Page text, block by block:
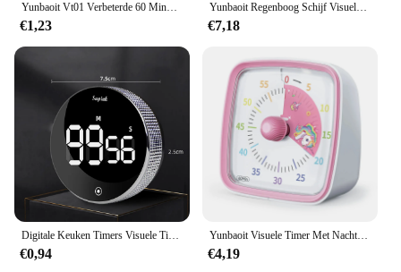
Yunbaoit Vt01 Verbeterde 60 Minuten Visuele Timer Met Beschermhoes Stille Countdown Timer Voor Kinderen
€1,23
Yunbaoit Regenboog Schijf Visuele Timer Met Beschermhoes, 60 Minuten Countdown Timer Voor Kinderen En Volwassenen
€7,18
Digitale Keuken Timers Visuele Timers Grote Led Display Magnetische Countdown Countup Timer Voor Klassikaal Koken Fitness Bakken
€0,94
Yunbaoit Visuele Timer Met Nachtlampje, Afteltimer Van 60 Minuten Voor Kinderen En Volwassenen, Stille Klassikale Timer Voor Thuis, School
€4,19